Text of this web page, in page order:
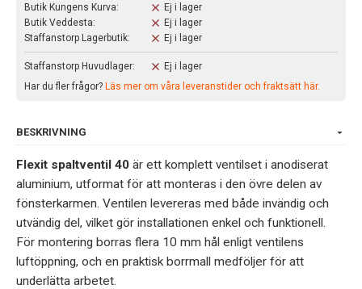
Butik Kungens Kurva:
Ej i lager
Butik Veddesta:
Ej i lager
Staffanstorp Lagerbutik:
Ej i lager
Staffanstorp Huvudlager:
Ej i lager
Har du fler frågor? Läs mer om våra leveranstider och fraktsätt här.
BESKRIVNING
Flexit spaltventil 40 är ett komplett ventilset i anodiserat
aluminium, utformat för att monteras i den övre delen av
fönsterkarmen. Ventilen levereras med både invändig och
utvändig del, vilket gör installationen enkel och funktionell.
För montering borras flera 10 mm hål enligt ventilens
luftöppning, och en praktisk borrmall medföljer för att
underlätta arbetet.